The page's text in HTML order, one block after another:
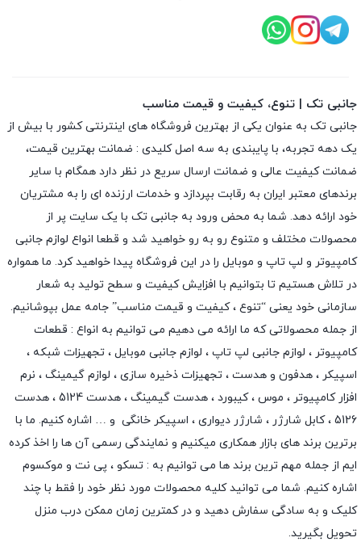
جانبی تک | تنوع، کیفیت و قیمت مناسب
جانبی تک به عنوان یکی از بهترین فروشگاه های اینترنتی کشور با بیش از
یک دهه تجربه، با پایبندی به سه اصل کلیدی : ضمانت بهترین قیمت،
ضمانت کیفیت عالی و ضمانت ارسال سریع در نظر دارد همگام با سایر
برندهای معتبر ایران به رقابت بپردازد و خدمات ارزنده ای را به مشتریان
خود ارائه دهد. شما به محض ورود به جانبی تک با یک سایت پر از
محصولات مختلف و متنوع رو به رو خواهید شد و قطعا انواع لوازم جانبی
کامپیوتر و لپ تاپ و موبایل را در این فروشگاه پیدا خواهید کرد. ما همواره
در تلاش هستیم تا بتوانیم با افزایش کیفیت و سطح تولید به شعار
سازمانی خود یعنی “تنوع ، کیفیت و قیمت مناسب” جامه عمل بپوشانیم.
از جمله محصولاتی که ما ارائه می دهیم می توانیم به انواع : قطعات
کامپیوتر ، لوازم جانبی لپ تاپ ، لوازم جانبی موبایل ، تجهیزات شبکه ،
اسپیکر ، هدفون و هدست ، تجهیزات ذخیره سازی ، لوازم گیمینگ ، نرم
افزار کامپیوتر ، موس ،کیبورد ، هدست گیمینگ
، هدست 5124 ، هدست
5126 ،
کابل شارژر ، شارژر دیواری ، اسپیکر خانگی و … اشاره کنیم. ما با
برترین برند های بازار همکاری میکنیم و نمایندگی رسمی آن ها را اخذ کرده
ایم از جمله مهم ترین برند ها می توانیم به : تسکو ، پی نت و موکسوم
اشاره کنیم. شما می توانید کلیه محصولات مورد نظر خود را فقط با چند
کلیک و به سادگی سفارش دهید و در کمترین زمان ممکن درب منزل
تحویل بگیرید.